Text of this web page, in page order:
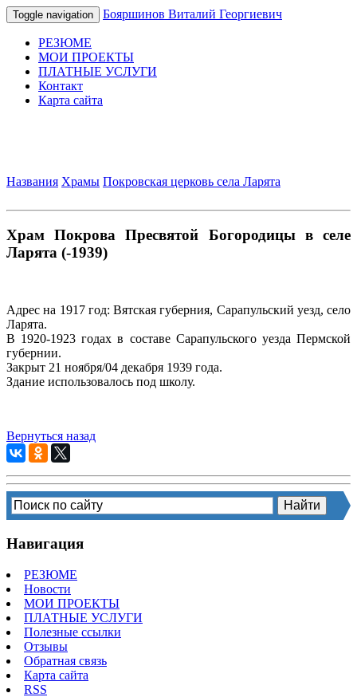
Toggle navigation Бояршинов Виталий Георгиевич
РЕЗЮМЕ
МОИ ПРОЕКТЫ
ПЛАТНЫЕ УСЛУГИ
Контакт
Карта сайта
Названия Храмы Покровская церковь села Ларята
Храм Покрова Пресвятой Богородицы в селе
Ларята (-1939)
Адрес на 1917 год: Вятская губерния, Сарапульский уезд, село
Ларята.
В 1920-1923 годах в составе Сарапульского уезда Пермской
губернии.
Закрыт 21 ноября/04 декабря 1939 года.
Здание использовалось под школу.
Вернуться назад
Навигация
РЕЗЮМЕ
Новости
МОИ ПРОЕКТЫ
ПЛАТНЫЕ УСЛУГИ
Полезные ссылки
Отзывы
Обратная связь
Карта сайта
RSS